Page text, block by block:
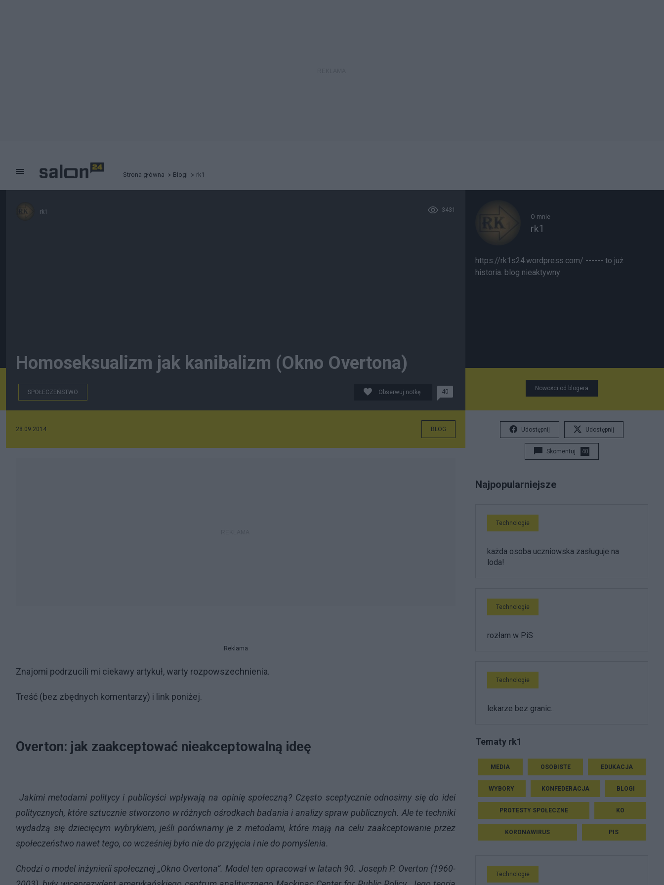
Strona główna Blogi rk1
rk1 3431
Homoseksualizm jak kanibalizm (Okno Overtona)
SPOŁECZEŃSTWO Obserwuj notkę 40
28.09.2014 BLOG
Reklama
Znajomi podrzucili mi ciekawy artykuł, warty rozpowszechnienia.
Treść (bez zbędnych komentarzy) i link poniżej.
Overton: jak zaakceptować nieakceptowalną ideę
Jakimi metodami politycy i publicyści wpływają na opinię społeczną? Często sceptycznie odnosimy się do idei
politycznych, które sztucznie stworzono w różnych ośrodkach badania i analizy spraw publicznych. Ale te techniki
wydadzą się dziecięcym wybrykiem, jeśli porównamy je z metodami, które mają na celu zaakceptowanie przez
społeczeństwo nawet tego, co wcześniej było nie do przyjęcia i nie do pomyślenia.
Chodzi o model inżynierii społecznej „Okno Overtona”. Model ten opracował w latach 90. Joseph P. Overton (1960-
O mnie
rk1
https://rk1s24.wordpress.com/ ------ to już
historia. blog nieaktywny
Nowości od blogera
Udostępnij Udostępnij
Skomentuj 40
Najpopularniejsze
Technologie
każda osoba uczniowska zasługuje na
loda!
Technologie
rozłam w PiS
Technologie
lekarze bez granic..
Tematy rk1
MEDIA OSOBISTE EDUKACJA
WYBORY KONFEDERACJA BLOGI
PROTESTY SPOŁECZNE KO
KORONAWIRUS PIS
Technologie